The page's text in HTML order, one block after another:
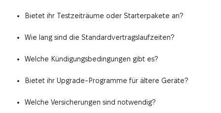
Bietet ihr Testzeiträume oder Starterpakete an?
Wie lang sind die Standardvertragslaufzeiten?
Welche Kündigungsbedingungen gibt es?
Bietet ihr Upgrade-Programme für ältere Geräte?
Welche Versicherungen sind notwendig?